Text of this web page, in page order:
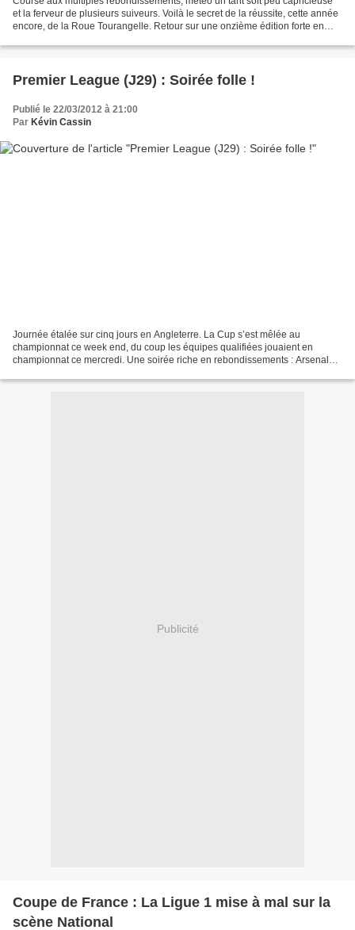
et la ferveur de plusieurs suiveurs. Voilà le secret de la réussite, cette année
encore, de la Roue Tourangelle. Retour sur une onzième édition forte en
Premier League (J29) : Soirée folle !
Publié le 22/03/2012 à 21:00
Par Kévin Cassin
Journée étalée sur cinq jours en Angleterre. La Cup s’est mêlée au
championnat ce week end, du coup les équipes qualifiées jouaient en
championnat ce mercredi. Une soirée riche en rebondissements : Arsenal
Publicité
Coupe de France : La Ligue 1 mise à mal sur la
scène National